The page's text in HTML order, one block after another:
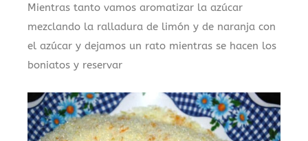
Mientras tanto vamos aromatizar la azúcar
mezclando la ralladura de limón y de naranja con
el azúcar y dejamos un rato mientras se hacen los
boniatos y reservar